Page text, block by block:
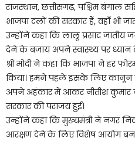
राजस्थान, छत्तीसगढ़, पश्चिम बंगाल
भाजपा दलों की सरकार हैं, वहाँ भी
उन्होंने कहा कि लालू प्रसाद
देने के बजाय अपने स्वास्थ्य पर ध्यान
श्री मोदी ने कहा कि भाजपा ने हर
किया। हमने पहले इसके लिए कानून
अपने अहंकार में आकर नीतीश कुमार
सरकार की पराजय हुई।
उन्होंने कहा कि मुख्यमंत्री ने नगर
आरक्षण देने के लिए विशेष आयोग